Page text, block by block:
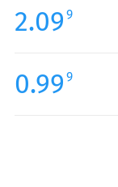
2.09 9
0.99 9